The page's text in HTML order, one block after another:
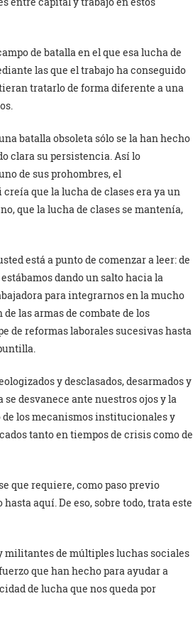
de batalla en el que esa lucha de
las que el trabajo ha conseguido
tratarlo de forma diferente a una
batalla obsoleta sólo se la han hecho
clara su persistencia. Así lo
de sus prohombres, el
que la lucha de clases era ya un
que la lucha de clases se mantenía,
está a punto de comenzar a leer: de
dando un salto hacia la
para integrarnos en la mucho
las armas de combate de los
de reformas laborales sucesivas hasta
y desclasados, desarmados y
desvanece ante nuestros ojos y la
los mecanismos institucionales y
tanto en tiempos de crisis como de
que requiere, como paso previo
aquí. De eso, sobre todo, trata este
militantes de múltiples luchas sociales
que han hecho para ayudar a
de lucha que nos queda por